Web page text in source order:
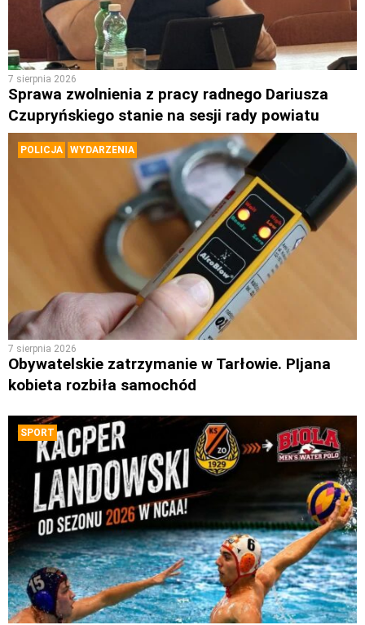
7 sierpnia 2026
Sprawa zwolnienia z pracy radnego Dariusza
Czupryńskiego stanie na sesji rady powiatu
POLICJA WYDARZENIA
7 sierpnia 2026
Obywatelskie zatrzymanie w Tarłowie. PIjana
kobieta rozbiła samochód
SPORT